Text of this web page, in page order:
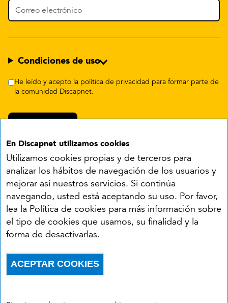
En Discapnet utilizamos cookies
Utilizamos cookies propias y de terceros para
analizar los hábitos de navegación de los usuarios y
mejorar así nuestros servicios. Si continúa
navegando, usted está aceptando su uso. Por favor,
lea la Política de cookies para más información sobre
el tipo de cookies que usamos, su finalidad y la
forma de desactivarlas.
ACEPTAR COOKIES
Condiciones de uso
He leído y acepto la política de privacidad para formar parte de
la comunidad Discapnet.
Síguenos en:
YouTube
Menú del pie
AccesibilidadAviso legal
Política de privacidad